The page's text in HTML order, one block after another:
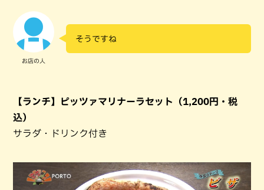
お店の人
そうですね
【ランチ】ピッツァマリナーラセット（1,200円・税
込）
サラダ・ドリンク付き